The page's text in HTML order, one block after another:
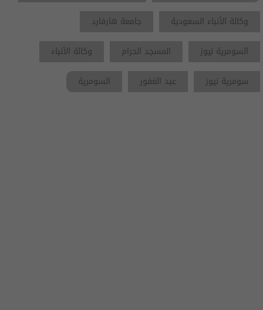
وكالة الأنباء السعودية
جامعة هارفارد
السومرية نيوز
المسجد الحرام
وكالة الأنباء
سومرية نيوز
عبد الغفور السومرية